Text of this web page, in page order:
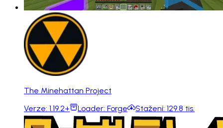
The Minehattan Project
Verze: 1.19.2+ Loader: Forge Stažení: 129.8 tis.